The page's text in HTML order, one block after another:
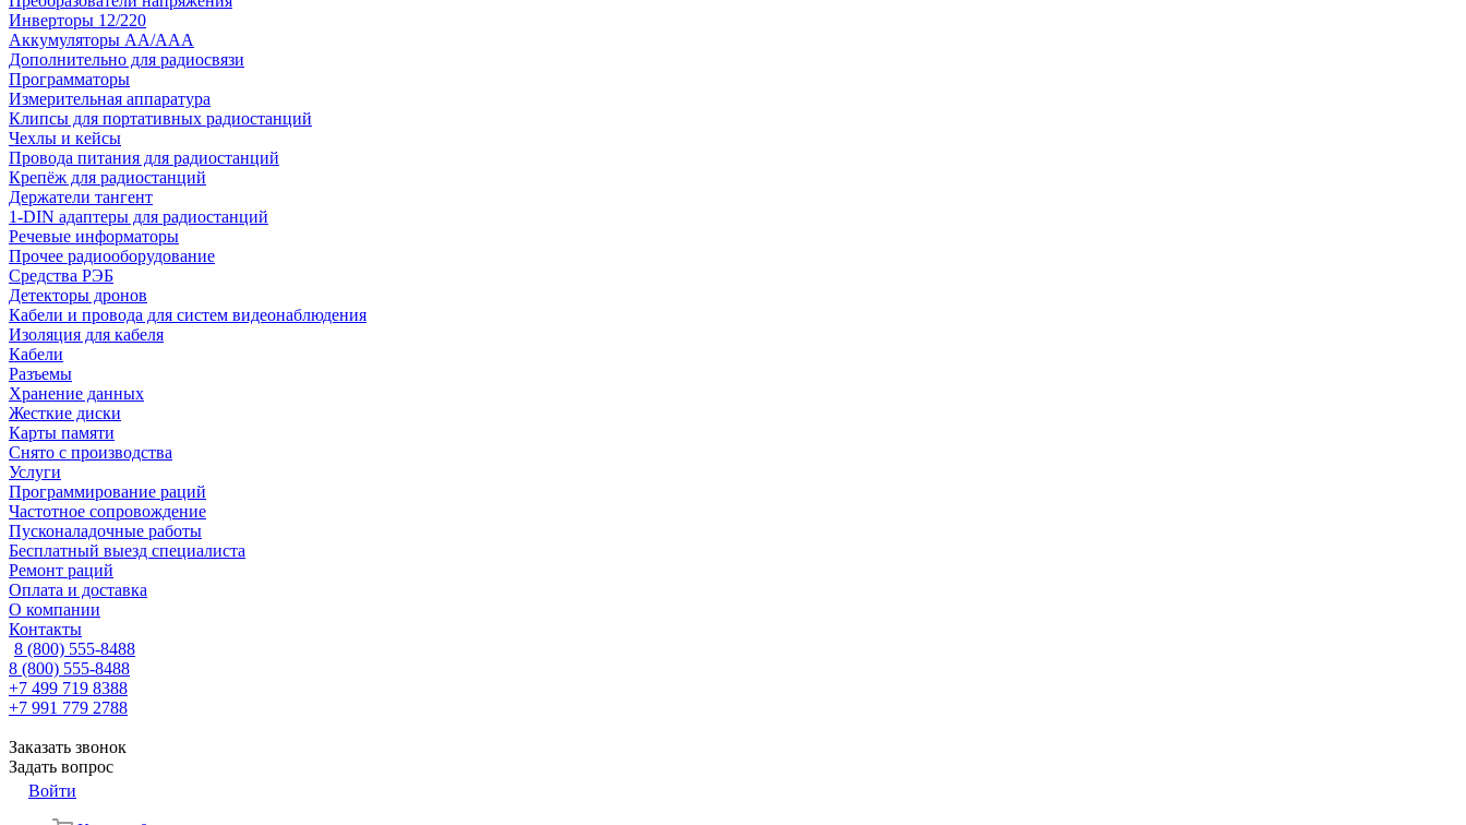
Инверторы 12/220
Аккумуляторы АА/ААА
Дополнительно для радиосвязи
Программаторы
Измерительная аппаратура
Клипсы для портативных радиостанций
Чехлы и кейсы
Провода питания для радиостанций
Крепёж для радиостанций
Держатели тангент
1-DIN адаптеры для радиостанций
Речевые информаторы
Прочее радиооборудование
Средства РЭБ
Детекторы дронов
Кабели и провода для систем видеонаблюдения
Изоляция для кабеля
Кабели
Разъемы
Хранение данных
Жесткие диски
Карты памяти
Снято с производства
Услуги
Программирование раций
Частотное сопровождение
Пусконаладочные работы
Бесплатный выезд специалиста
Ремонт раций
Оплата и доставка
О компании
Контакты
8 (800) 555-8488
8 (800) 555-8488
+7 499 719 8388
+7 991 779 2788
Заказать звонок
Задать вопрос
Войти